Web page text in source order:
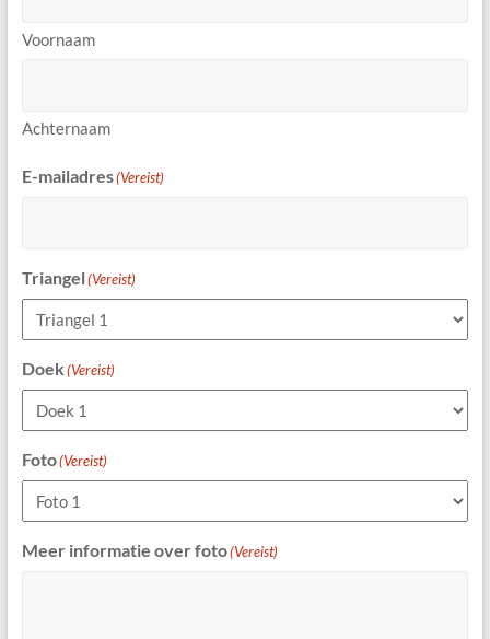
Voornaam
Achternaam
E-mailadres(Vereist)
Triangel(Vereist)
Doek(Vereist)
Foto(Vereist)
Meer informatie over foto(Vereist)